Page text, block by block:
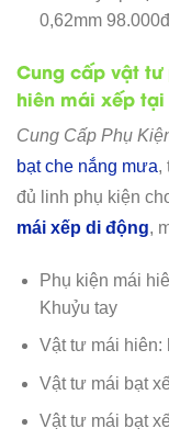
0,62mm
Cung cấp vật
hiên mái xếp tại
Cung Cấp Phụ
bạt che nắng mưa,
đủ linh phụ kiện
mái xếp di động,
Phụ kiện mái
Khuỷu tay
Vật tư mái hiên:
Vật tư mái bạt
Vật tư mái bạt